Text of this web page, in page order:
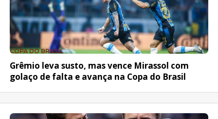
COPA DO BRASIL
Grêmio leva susto, mas vence Mirassol com
golaço de falta e avança na Copa do Brasil